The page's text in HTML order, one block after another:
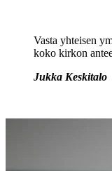
Vasta yhteisen
koko kirkon
Jukka Keskitalo